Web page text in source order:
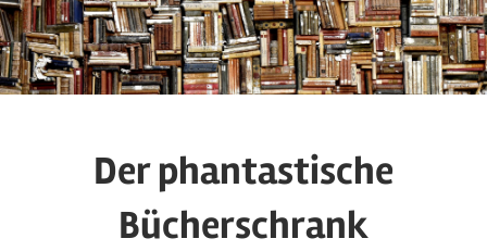
Zum
Inhalt
springen
Der phantastische
Bücherschrank